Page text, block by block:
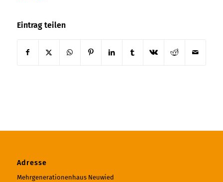
Eintrag teilen
Adresse
Mehrgenerationenhaus Neuwied